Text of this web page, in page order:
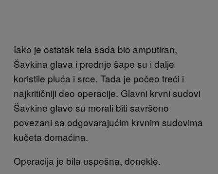
Iako je ostatak tela sada bio amputiran,
Šavkina glava i prednje šape su i dalje
koristile pluća i srce. Tada je počeo treći i
najkritičniji deo operacije. Glavni krvni sudovi
Šavkine glave su morali biti savršeno
povezani sa odgovarajućim krvnim sudovima
kučeta domaćina.
Operacija je bila uspešna, donekle.